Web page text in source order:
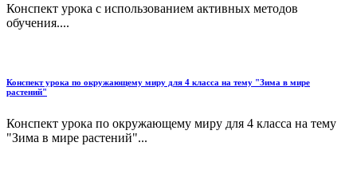
Конспект урока с использованием активных методов
обучения....
Конспект урока по окружающему миру для 4 класса на тему "Зима в мире
растений"
Конспект урока по окружающему миру для 4 класса на тему
"Зима в мире растений"...